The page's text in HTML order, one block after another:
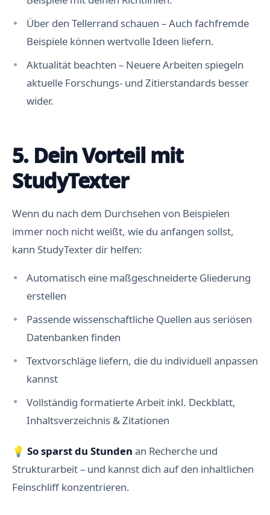
Über den Tellerrand schauen – Auch fachfremde
Beispiele können wertvolle Ideen liefern.
Aktualität beachten – Neuere Arbeiten spiegeln
aktuelle Forschungs- und Zitierstandards besser
wider.
5. Dein Vorteil mit
StudyTexter
Wenn du nach dem Durchsehen von Beispielen
immer noch nicht weißt, wie du anfangen sollst,
kann StudyTexter dir helfen:
Automatisch eine maßgeschneiderte Gliederung
erstellen
Passende wissenschaftliche Quellen aus seriösen
Datenbanken finden
Textvorschläge liefern, die du individuell anpassen
kannst
Vollständig formatierte Arbeit inkl. Deckblatt,
Inhaltsverzeichnis & Zitationen
💡 So sparst du Stunden an Recherche und
Strukturarbeit – und kannst dich auf den inhaltlichen
Feinschliff konzentrieren.